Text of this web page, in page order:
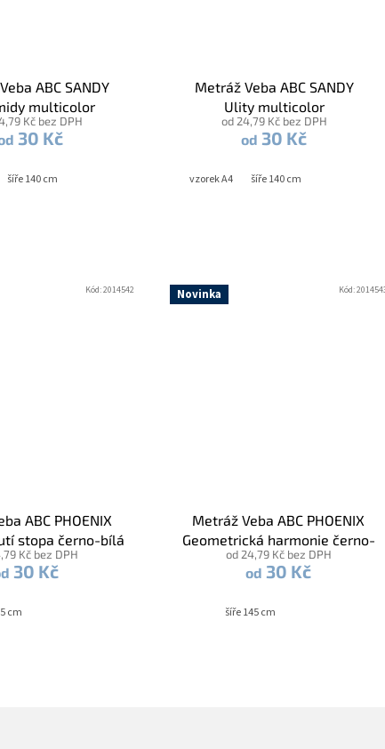
ABC PHOENIX
stopa černo-bílá
Kč bez DPH
30 Kč
cm
Kód:2014542 Novinka
Metráž Veba ABC PHOENIX
Geometrická harmonie černo-
béžová
od 24,79 Kč bez DPH
od 30 Kč
šíře 145 cm
Kód:
ABC SANDY
multicolor
Kč bez DPH
30 Kč
šíře 140 cm
Metráž Veba ABC SANDY
Ulity multicolor
od 24,79 Kč bez DPH
od 30 Kč
vzorek A4 šíře 140 cm